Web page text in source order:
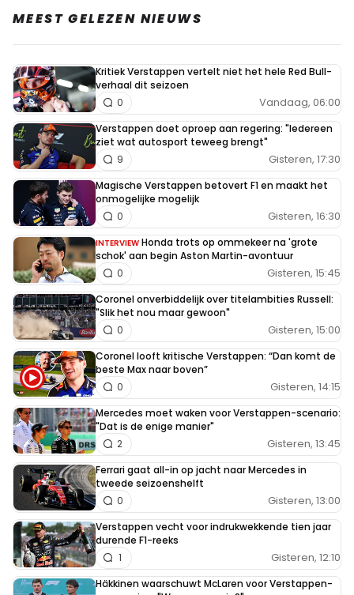
MEEST GELEZEN NIEUWS
Kritiek Verstappen vertelt niet het hele Red Bull-
verhaal dit seizoen
Vandaag, 06:00
0
Verstappen doet oproep aan regering: "Iedereen
ziet wat autosport teweeg brengt"
Gisteren, 17:30
9
Magische Verstappen betovert F1 en maakt het
onmogelijke mogelijk
Gisteren, 16:30
0
INTERVIEW Honda trots op ommekeer na 'grote
schok' aan begin Aston Martin-avontuur
Gisteren, 15:45
0
Coronel onverbiddelijk over titelambities Russell:
"Slik het nou maar gewoon"
Gisteren, 15:00
0
Coronel looft kritische Verstappen: “Dan komt de
beste Max naar boven”
Gisteren, 14:15
0
Mercedes moet waken voor Verstappen-scenario:
"Dat is de enige manier"
Gisteren, 13:45
2
Ferrari gaat all-in op jacht naar Mercedes in
tweede seizoenshelft
Gisteren, 13:00
0
Verstappen vecht voor indrukwekkende tien jaar
durende F1-reeks
Gisteren, 12:10
1
Häkkinen waarschuwt McLaren voor Verstappen-